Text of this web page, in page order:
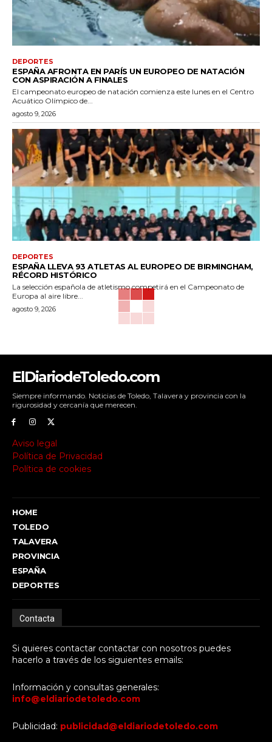
DEPORTES
ESPAÑA AFRONTA EN PARÍS UN EUROPEO DE NATACIÓN
CON ASPIRACIÓN A FINALES
El campeonato europeo de natación comienza este lunes en el Centro
Acuático Olímpico de...
agosto 9, 2026
DEPORTES
ESPAÑA LLEVA 93 ATLETAS AL EUROPEO DE BIRMINGHAM,
RÉCORD HISTÓRICO
La selección española de atletismo competirá en el Campeonato de
Europa al aire libre...
agosto 9, 2026
ElDiariodeToledo.com
Siempre informando. Noticias de Toledo, Talavera y provincia con la
rigurosidad y cercanía que merecen.
Aviso legal
Política de Privacidad
Política de cookies
HOME
TOLEDO
TALAVERA
PROVINCIA
ESPAÑA
DEPORTES
Contacta
Si quieres contactar contactar con nosotros puedes
hacerlo a través de los siguientes emails:
Información y consultas generales:
info@eldiariodetoledo.com
Publicidad: publicidad@eldiariodetoledo.com